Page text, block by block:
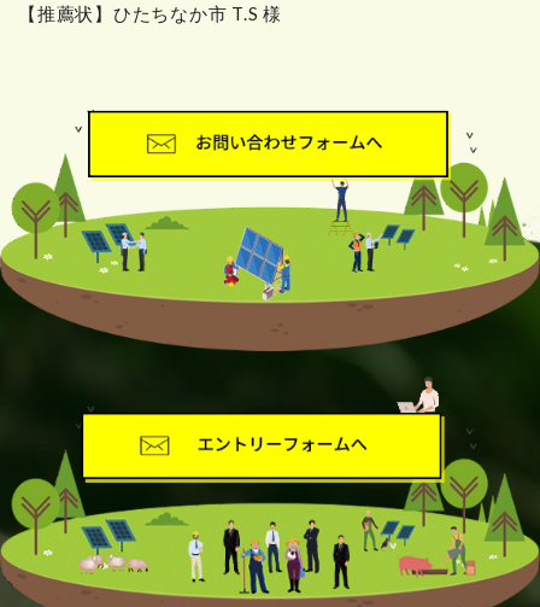
【推薦状】ひたちなか市 T.S 様